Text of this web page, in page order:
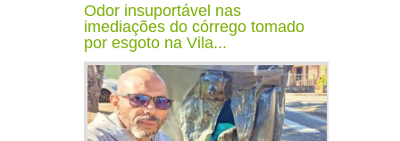
Odor insuportável nas
imediações do córrego tomado
por esgoto na Vila...